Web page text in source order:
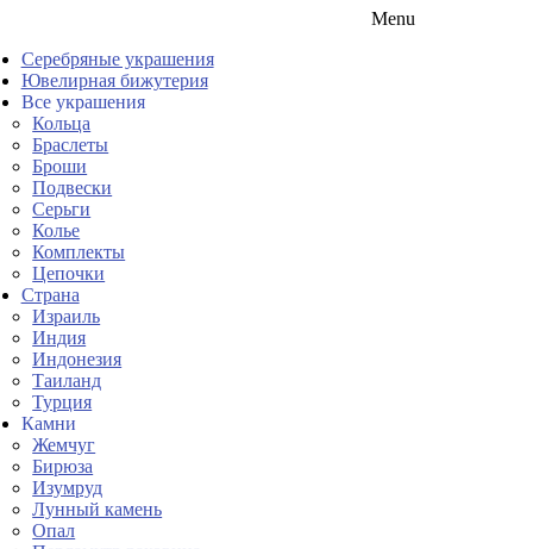
Menu
Серебряные украшения
Ювелирная бижутерия
Все украшения
Кольца
Браслеты
Броши
Подвески
Серьги
Колье
Комплекты
Цепочки
Страна
Израиль
Индия
Индонезия
Таиланд
Турция
Камни
Жемчуг
Бирюза
Изумруд
Лунный камень
Опал